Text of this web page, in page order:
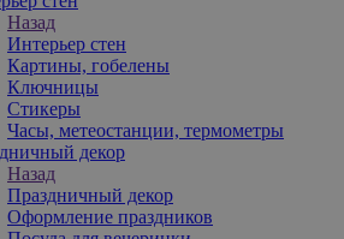
Назад
Интерьер стен
Картины, гобелены
Ключницы
Стикеры
Часы, метеостанции, термометры
декор
Назад
Праздничный декор
Оформление праздников